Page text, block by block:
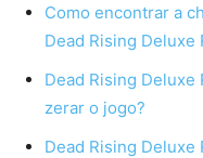
Como encontrar a
Dead Rising Deluxe
Dead Rising Deluxe
zerar o jogo?
Dead Rising Deluxe